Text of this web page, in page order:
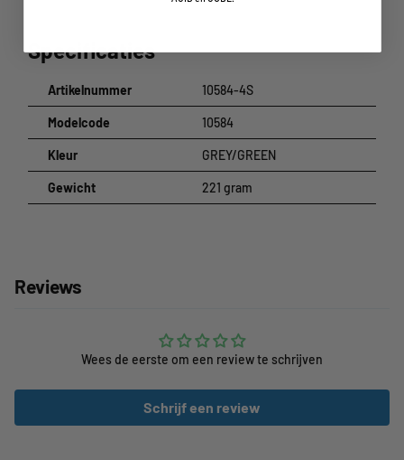
67% polyamide, 33% polyester
Specificaties
Artikelnummer 10584-4S
Modelcode 10584
Kleur GREY/GREEN
Gewicht 221 gram
Reviews
Wees de eerste om een review te schrijven
Schrijf een review